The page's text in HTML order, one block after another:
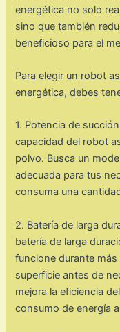
energética no solo
sino que también
beneficioso para el
Para elegir un robot
energética, debes
1. Potencia de
capacidad del robot
polvo. Busca un
adecuada para tus
consuma una
2. Batería de larga
batería de larga
funcione durante
superficie antes de
mejora la eficiencia
consumo de energía